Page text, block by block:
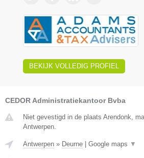
BEKIJK VOLLEDIG PROFIEL
CEDOR Administratiekantoor Bvba
Niet gevestigd in de plaats Arendonk,
Antwerpen.
Antwerpen » Deurne Google maps ▼